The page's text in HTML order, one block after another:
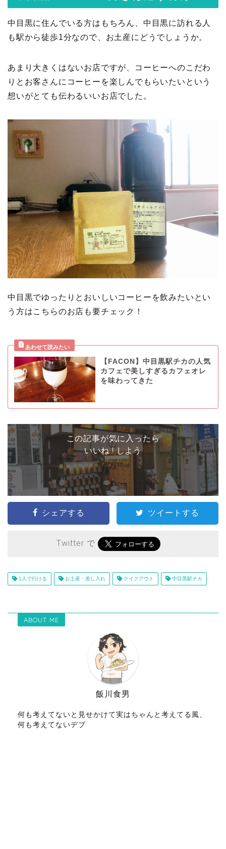
中目黒に住んでいる方はもちろん、中目黒に訪れる人
も駅から徒歩1分なので、お土産にどうでしょうか。
あまり大きくはないお店ですが、コーヒーへのこだわ
りとお客さんにコーヒーを楽しんでもらいたいという
想いがとても伝わるいいお店でした。
中目黒でゆったりとおいしいコーヒーを飲みたいとい
う方はこちらのお店も要チェック！
【FACON】中目黒駅チカの人気
カフェで美しすぎるカフェオレ
を味わってきた
この記事が気に入ったら
いいね ! しよう
シェアする ツイートする
Twitter で
1人で行ける お土産・差し入れ テイクアウト 中目黒駅チカ
ABOUT ME
飯川食男
何も考えてないと見せかけて実はちゃんと考えてる風、
何も考えてないデブ